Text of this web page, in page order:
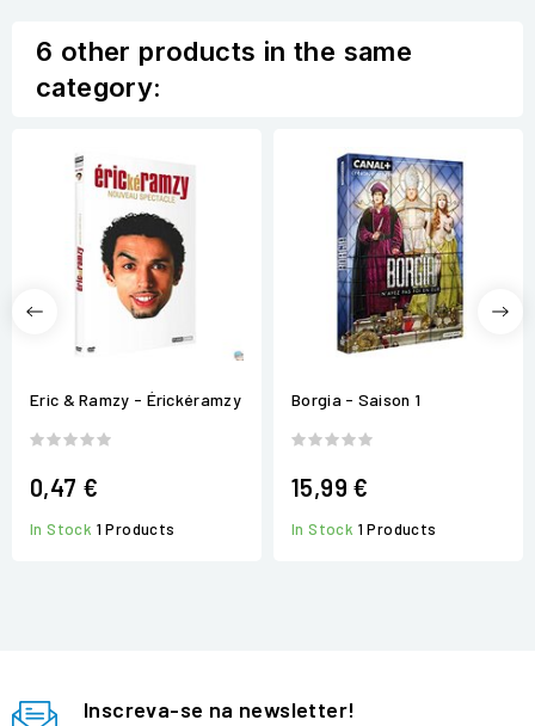
6 other products in the same
category:
Eric & Ramzy - Érickéramzy
0,47 €
In Stock 1 Products
Borgia - Saison 1
15,99 €
In Stock 1 Products
Inscreva-se na newsletter!